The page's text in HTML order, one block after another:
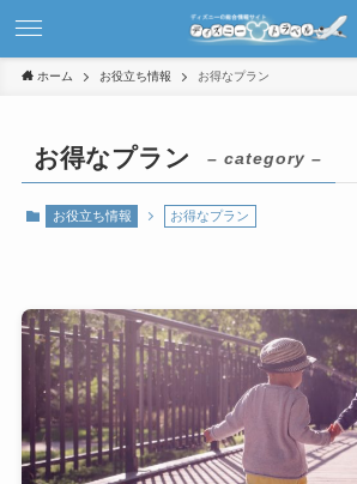
ホーム お役立ち情報 お得なプラン
お得なプラン – category –
お役立ち情報 お得なプラン